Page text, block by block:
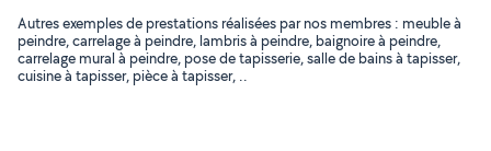
Autres exemples de prestations réalisées par nos membres : meuble à
peindre, carrelage à peindre, lambris à peindre, baignoire à peindre,
carrelage mural à peindre, pose de tapisserie, salle de bains à tapisser,
cuisine à tapisser, pièce à tapisser, ..